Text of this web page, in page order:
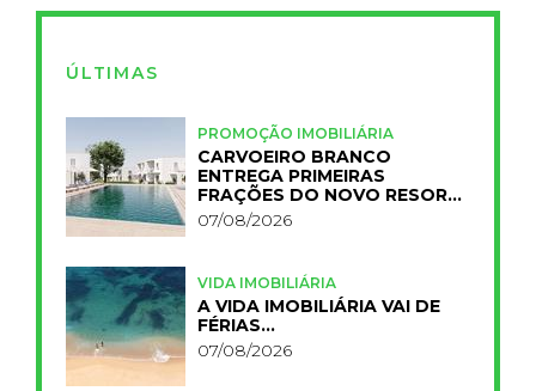
ÚLTIMAS
PROMOÇÃO IMOBILIÁRIA
CARVOEIRO BRANCO
ENTREGA PRIMEIRAS
FRAÇÕES DO NOVO RESORT
PRIMELIFE
07/08/2026
VIDA IMOBILIÁRIA
A VIDA IMOBILIÁRIA VAI DE
FÉRIAS…
07/08/2026